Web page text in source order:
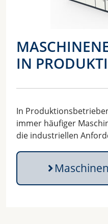
IN
In
immer häufiger
die industriellen